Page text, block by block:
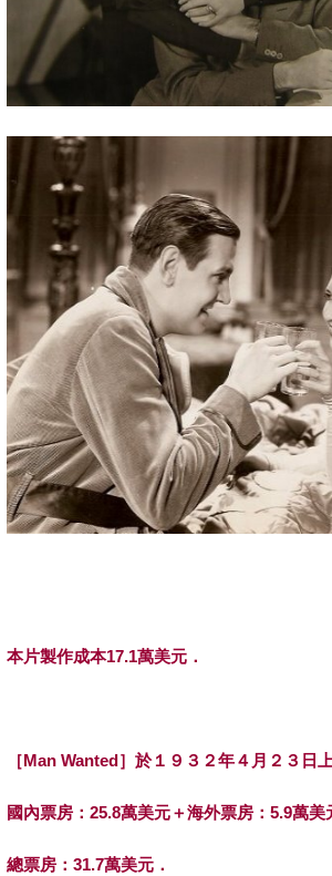
本片製作成本17.1萬美元．
［Man Wanted ］於１９３２年４月２３日
國內票房： 25.8萬美元＋海外票房： 5.9萬美
總票房： 31.7萬美元．